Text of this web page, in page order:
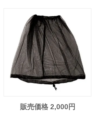
販売価格 2,000円